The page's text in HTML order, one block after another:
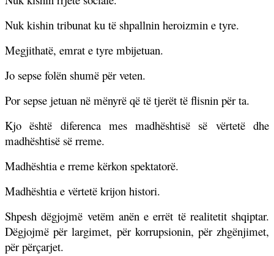
Nuk kishin tribunat ku të shpallnin heroizmin e tyre.
Megjithatë, emrat e tyre mbijetuan.
Jo sepse folën shumë për veten.
Por sepse jetuan në mënyrë që të tjerët të flisnin për ta.
Kjo është diferenca mes madhështisë së vërtetë dhe
madhështisë së rreme.
Madhështia e rreme kërkon spektatorë.
Madhështia e vërtetë krijon histori.
Shpesh dëgjojmë vetëm anën e errët të realitetit shqiptar.
Dëgjojmë për largimet, për korrupsionin, për zhgënjimet,
për përçarjet.